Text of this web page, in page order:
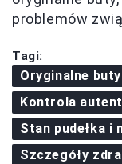
problemów
Tagi:
Oryginalne buty
Kontrola
Stan pudełka i
Szczegóły